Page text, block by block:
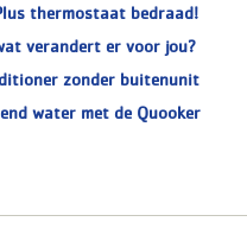
thermostaat bedraad!
verandert er voor jou?
zonder buitenunit
water met de Quooker